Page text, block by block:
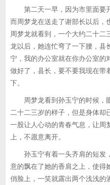
第二天一早，因为市里面要开
而周梦龙在送走了谢部长以后，
周梦龙就看到，一个大约二十
龙以后，她连忙弯了一下腰，县
宁，我的办公室就在你办公室的
做好了，县长，要不要我现在带
下。
周梦龙看到孙玉宁的时候，
二十二三岁的样子，但是身体却
一股让人心动的青春气息，让周
上，不愿意离开。
孙玉宁有着一头齐肩的短发
意的飘在了她的香肩之上，使得
俏脸上，一笑就露出两个浅浅的